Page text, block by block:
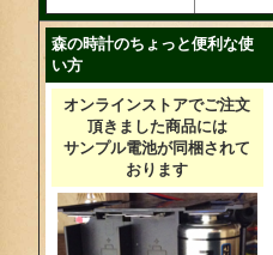
森の時計のちょっと便利な使
い方
オンラインストアでご注文
頂きました商品には
サンプル電池が同梱されて
おります